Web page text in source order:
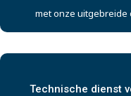
met onze
Technische dienst